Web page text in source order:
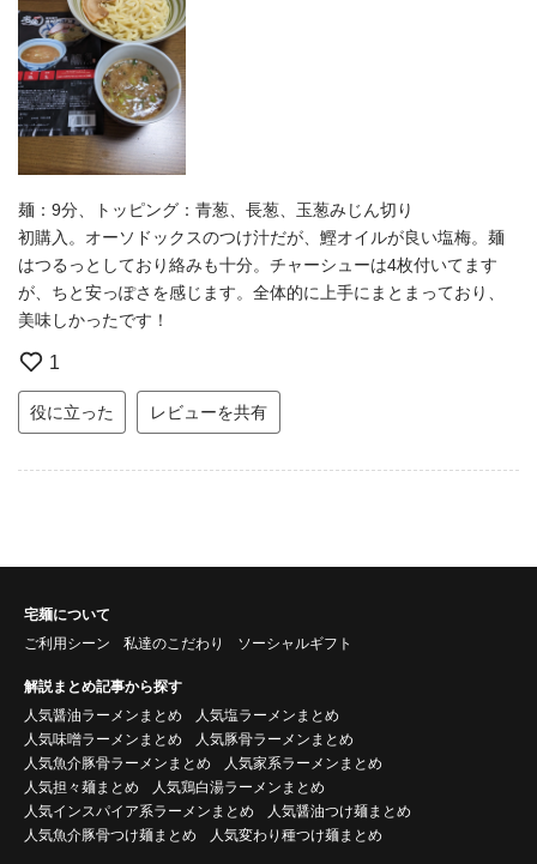
麺：9分、トッピング：青葱、長葱、玉葱みじん切り
初購入。オーソドックスのつけ汁だが、鰹オイルが良い塩梅。麺
はつるっとしており絡みも十分。チャーシューは4枚付いてます
が、ちと安っぽさを感じます。全体的に上手にまとまっており、
美味しかったです！
1
役に立った レビューを共有
宅麺について
ご利用シーン
私達のこだわり ソーシャルギフト
解説まとめ記事から探す
人気醤油ラーメンまとめ
人気塩ラーメンまとめ
人気味噌ラーメンまとめ
人気豚骨ラーメンまとめ
人気魚介豚骨ラーメンまとめ
人気家系ラーメンまとめ
人気担々麺まとめ
人気鶏白湯ラーメンまとめ
人気インスパイア系ラーメンまとめ
人気醤油つけ麺まとめ
人気魚介豚骨つけ麺まとめ
人気変わり種つけ麺まとめ